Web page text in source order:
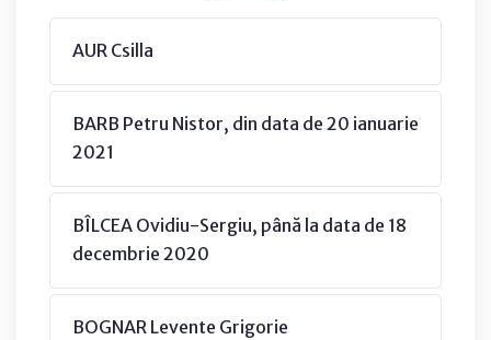
AUR Csilla
BARB Petru Nistor, din data de 20 ianuarie
2021
BÎLCEA Ovidiu-Sergiu, până la data de 18
decembrie 2020
BOGNAR Levente Grigorie